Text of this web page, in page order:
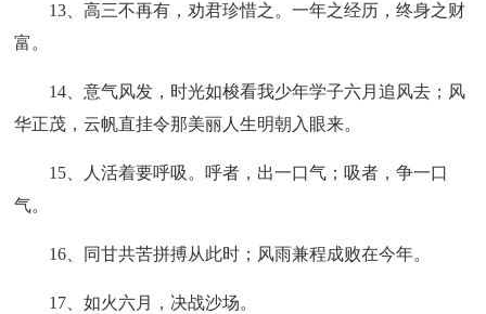
13、高三不再有，劝君珍惜之。一年之经历，终身之财
富。
14、意气风发，时光如梭看我少年学子六月追风去；风
华正茂，云帆直挂令那美丽人生明朝入眼来。
15、人活着要呼吸。呼者，出一口气；吸者，争一口
气。
16、同甘共苦拼搏从此时；风雨兼程成败在今年。
17、如火六月，决战沙场。